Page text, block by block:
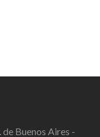
Buenos Aires -